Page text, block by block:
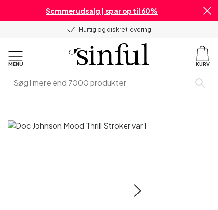
Sommerudsalg | spar op til 60%
Hurtig og diskret levering
MENU KURV